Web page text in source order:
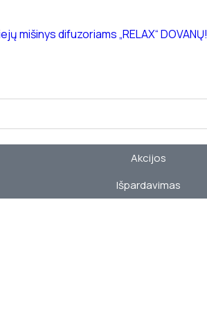
mišinys difuzoriams „RELAX“ DOVANŲ!
Akcijos
Išpardavimas